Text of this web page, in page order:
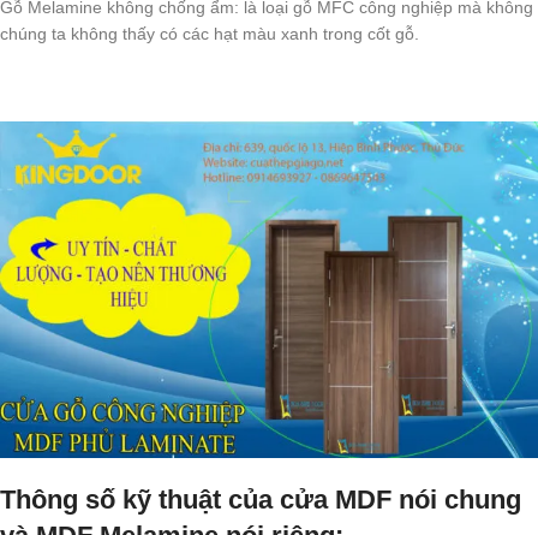
Gỗ Melamine không chống ẩm: là loại gỗ MFC công nghiệp mà không
chúng ta không thấy có các hạt màu xanh trong cốt gỗ.
Thông số kỹ thuật của cửa MDF nói chung